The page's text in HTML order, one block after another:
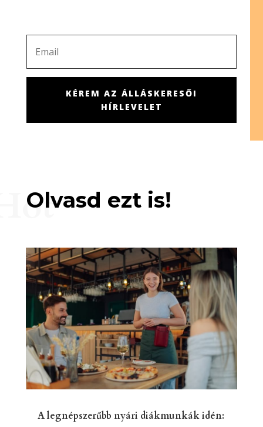
KÉREM AZ ÁLLÁSKERESŐI
HÍRLEVELET
Olvasd ezt is!
A legnépszerűbb nyári diákmunkák idén: